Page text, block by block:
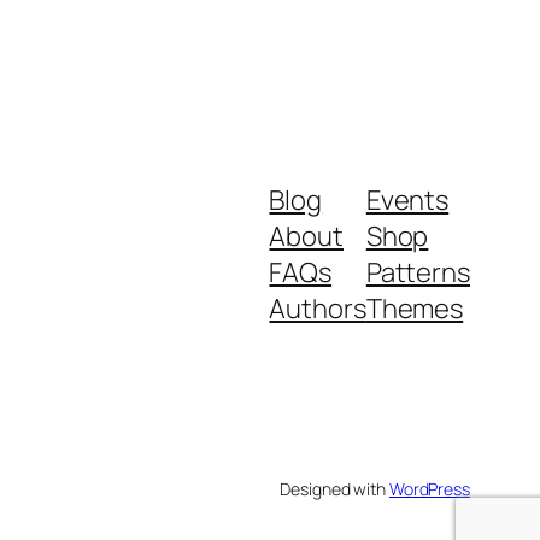
Blog
About
FAQs
Authors
Events
Shop
Patterns
Themes
Designed withWordPress